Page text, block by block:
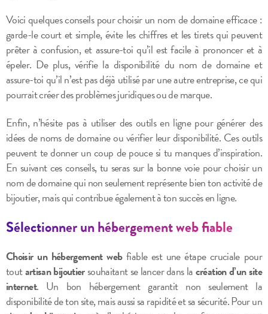
Voici quelques conseils pour choisir un nom de domaine efficace :
garde-le court et simple, évite les chiffres et les tirets qui peuvent
prêter à confusion, et assure-toi qu’il est facile à prononcer et à
épeler. De plus, vérifie la disponibilité du nom de domaine et
assure-toi qu’il n’est pas déjà utilisé par une autre entreprise, ce qui
pourrait créer des problèmes juridiques ou de marque.
Enfin, n’hésite pas à utiliser des outils en ligne pour générer des
idées de noms de domaine ou vérifier leur disponibilité. Ces outils
peuvent te donner un coup de pouce si tu manques d’inspiration.
En suivant ces conseils, tu seras sur la bonne voie pour choisir un
nom de domaine qui non seulement représente bien ton activité de
bijoutier, mais qui contribue également à ton succès en ligne.
Sélectionner un hébergement web fiable
Choisir un hébergement webfiable est une étape cruciale pour
toutartisan bijoutiersouhaitant se lancer dans lacréation d’un site
internet. Un bon hébergement garantit non seulement la
disponibilité de ton site, mais aussi sa rapidité et sa sécurité. Pour un